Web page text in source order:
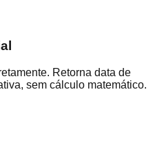
Retorna data de
sem cálculo matemático.